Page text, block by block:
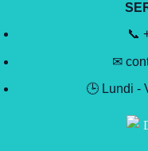
📞
✉
🕒 Lundi -